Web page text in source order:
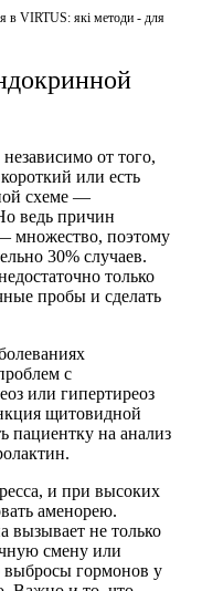
в VIRTUS: які методи - для
от того,
или есть
схеме —
ведь причин
множество, поэтому
30% случаев.
только
пробы и сделать
с
или гипертиреоз
щитовидной
пациентку на анализ
и при высоких
аменорею.
вызывает не только
смену или
выбросы гормонов у